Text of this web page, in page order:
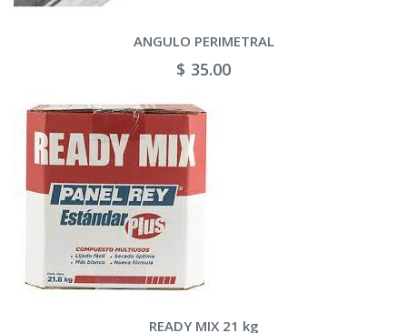
ANGULO PERIMETRAL
$ 35.00
READY MIX 21 kg